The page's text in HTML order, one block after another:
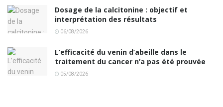
Dosage de la calcitonine : objectif et
interprétation des résultats
06/08/2026
L’efficacité du venin d’abeille dans le
traitement du cancer n’a pas été prouvée
05/08/2026